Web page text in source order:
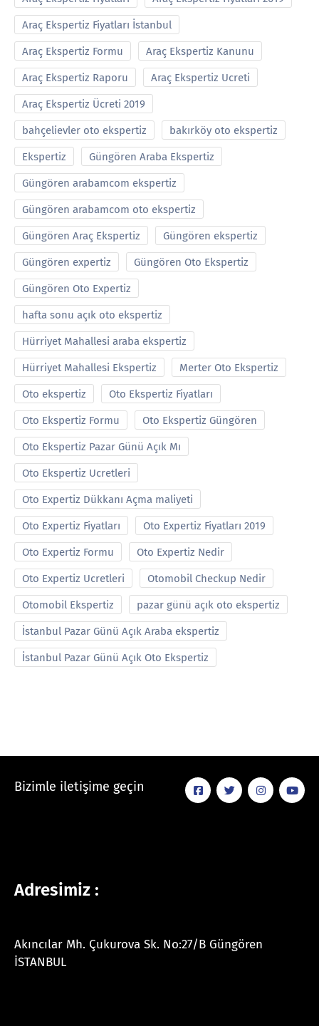
Araç Ekspertiz Fiyatları İstanbul
Araç Ekspertiz Formu Araç Ekspertiz Kanunu
Araç Ekspertiz Raporu Araç Ekspertiz Ucreti
Araç Ekspertiz Ücreti 2019
bahçelievler oto ekspertiz bakırköy oto ekspertiz
Ekspertiz Güngören Araba Ekspertiz
Güngören arabamcom ekspertiz
Güngören arabamcom oto ekspertiz
Güngören Araç Ekspertiz Güngören ekspertiz
Güngören expertiz Güngören Oto Ekspertiz
Güngören Oto Expertiz
hafta sonu açık oto ekspertiz
Hürriyet Mahallesi araba ekspertiz
Hürriyet Mahallesi Ekspertiz Merter Oto Ekspertiz
Oto ekspertiz Oto Ekspertiz Fiyatları
Oto Ekspertiz Formu Oto Ekspertiz Güngören
Oto Ekspertiz Pazar Günü Açık Mı
Oto Ekspertiz Ucretleri
Oto Expertiz Dükkanı Açma maliyeti
Oto Expertiz Fiyatları Oto Expertiz Fiyatları 2019
Oto Expertiz Formu Oto Expertiz Nedir
Oto Expertiz Ucretleri Otomobil Checkup Nedir
Otomobil Ekspertiz pazar günü açık oto ekspertiz
İstanbul Pazar Günü Açık Araba ekspertiz
İstanbul Pazar Günü Açık Oto Ekspertiz
Bizimle iletişime geçin
Adresimiz :
Akıncılar Mh. Çukurova Sk. No:27/B Güngören
İSTANBUL